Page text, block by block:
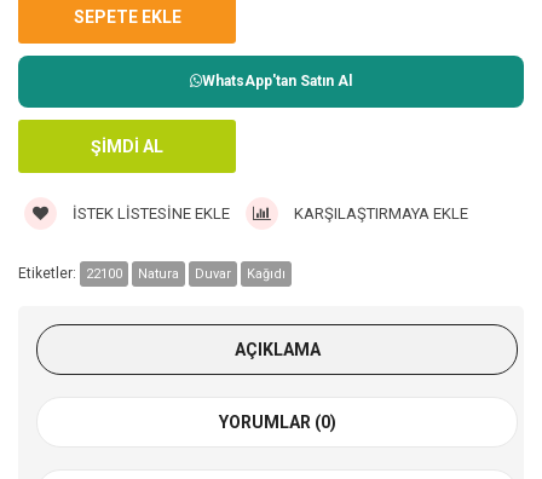
WhatsApp'tan Satın Al
İSTEK LISTESINE EKLE KARŞILAŞTIRMAYA EKLE
Etiketler: 22100 Natura Duvar Kağıdı
AÇIKLAMA
YORUMLAR (0)